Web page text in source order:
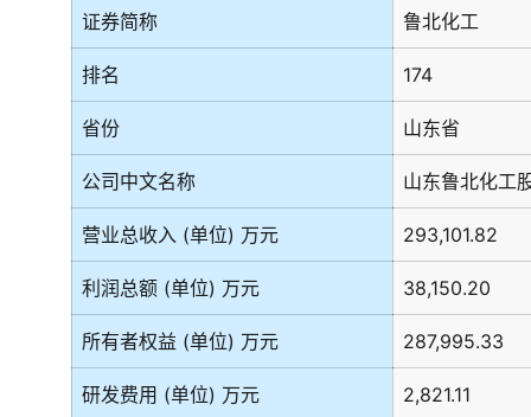
证券简称 鲁北化工
排名 174
省份 山东省
公司中文名称 山东鲁北化工
营业总收入 (单位) 万元 293,101.82
利润总额 (单位) 万元 38,150.20
所有者权益 (单位) 万元 287,995.33
研发费用 (单位) 万元 2,821.11